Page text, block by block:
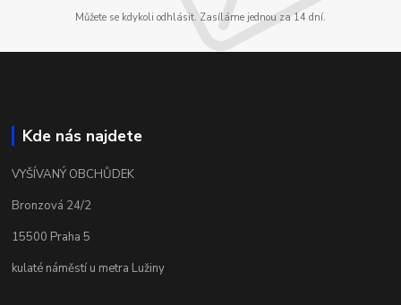
Můžete se kdykoli odhlásit. Zasíláme jednou za 14 dní.
Kde nás najdete
VYŠÍVANÝ OBCHŮDEK
Bronzová 24/2
15500 Praha 5
kulaté náměstí u metra Lužiny